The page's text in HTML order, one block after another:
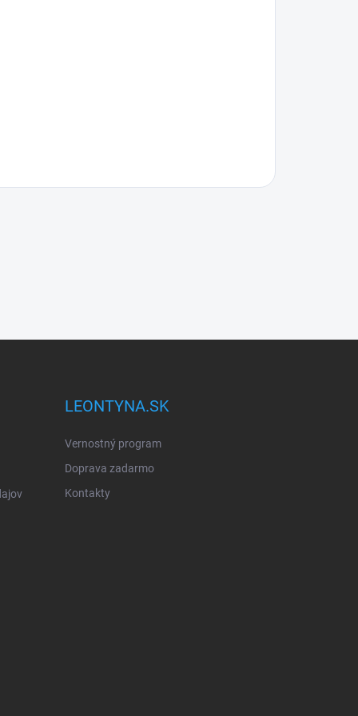
LEONTYNA.SK
Vernostný program
Doprava zadarmo
Kontakty